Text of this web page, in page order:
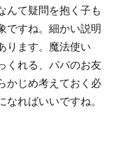
んて疑問を抱く子も
ですね。細かい説明
ります。魔法使い
くれる、パパのお友
かじめ考えておく必
ればいいですね。